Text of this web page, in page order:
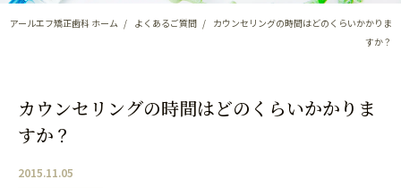
アールエフ矯正歯科 ホーム よくあるご質問
カウンセリングの時間はどのくらいかかりま
すか？
カウンセリングの時間はどのくらいかかりま
すか？
2015.11.05